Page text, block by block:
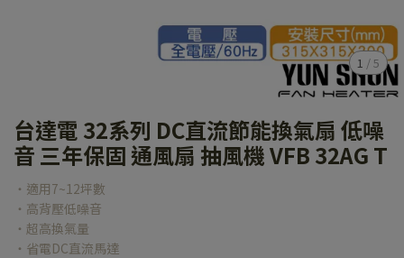
1 /5
台達電 32系列 DC直流節能換氣扇 低噪
音 三年保固 通風扇 抽風機 VFB 32AG T
‧適用7~12坪數
‧高背壓低噪音
‧超高換氣量
‧省電DC直流馬達